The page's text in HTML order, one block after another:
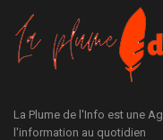
La Plume de l'Info est une
l'information au quotidien